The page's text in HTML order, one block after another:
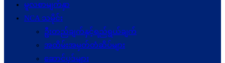
မူလစာမျက်နှာ
NCA သမိုင်း
ဦးတည်ချက်နှင့်ရည်ရွယ်ချက်
အထိမ်းအမှတ်တံဆိပ်များ
ဆောင်ပုဒ်များ